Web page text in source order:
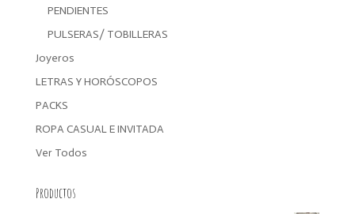
PENDIENTES
PULSERAS/ TOBILLERAS
Joyeros
LETRAS Y HORÓSCOPOS
PACKS
ROPA CASUAL E INVITADA
Ver Todos
Productos